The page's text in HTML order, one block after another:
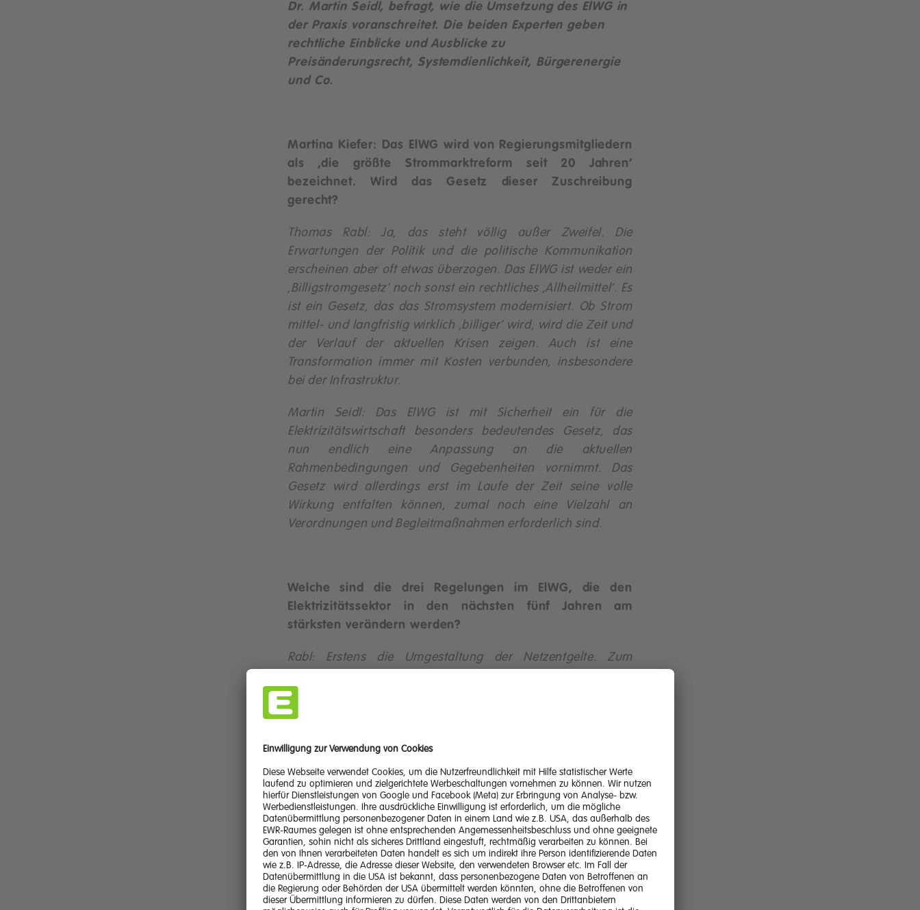
Dr. Martin Seidl, befragt, wie die Umsetzung des ElWG in
der Praxis voranschreitet. Die beiden Experten geben
rechtliche Einblicke und Ausblicke zu
Preisänderungsrecht, Systemdienlichkeit, Bürgerenergie
und Co.
Martina Kiefer: Das ElWG wird von Regierungsmitgliedern
als ‚die größte Strommarktreform seit 20 Jahren‘
bezeichnet. Wird das Gesetz dieser Zuschreibung
gerecht?
Thomas Rabl: Ja, das steht völlig außer Zweifel. Die
Erwartungen der Politik und die politische Kommunikation
erscheinen aber oft etwas überzogen. Das ElWG ist weder ein
‚Billigstromgesetz‘ noch sonst ein rechtliches ‚Allheilmittel‘. Es
ist ein Gesetz, das das Stromsystem modernisiert. Ob Strom
mittel- und langfristig wirklich ‚billiger‘ wird, wird die Zeit und
der Verlauf der aktuellen Krisen zeigen. Auch ist eine
Transformation immer mit Kosten verbunden, insbesondere
bei der Infrastruktur.
Martin Seidl: Das ElWG ist mit Sicherheit ein für die
Elektrizitätswirtschaft besonders bedeutendes Gesetz, das
nun endlich eine Anpassung an die aktuellen
Rahmenbedingungen und Gegebenheiten vornimmt. Das
Gesetz wird allerdings erst im Laufe der Zeit seine volle
Wirkung entfalten können, zumal noch eine Vielzahl an
Verordnungen und Begleitmaßnahmen erforderlich sind.
Welche sind die drei Regelungen im ElWG, die den
Elektrizitätssektor in den nächsten fünf Jahren am
stärksten verändern werden?
Rabl: Erstens die Umgestaltung der Netzentgelte. Zum
ein Skeptiker der oft etwas zu optimistischen Bürgerenergie-
Euphorie, denn ich denke, manches sollte man Expert:innen
juristischer Gamechanger sind die Neuregelungen zu den
Preisen, etwa auch der Sozialtarif.
Seidl: Dazu zählen mit Sicherheit die Bestimmungen zur
Bürgerenergie, zur dezentralen Versorgung und zum
Netzbetrieb. In all diesen Bereichen wird es zu wesentlichen
Änderungen bzw. Neuerungen kommen, die zweifelsfrei teils
herausfordernd sind, aber zur Weiterentwicklung des
Strommarkts beitragen werden.